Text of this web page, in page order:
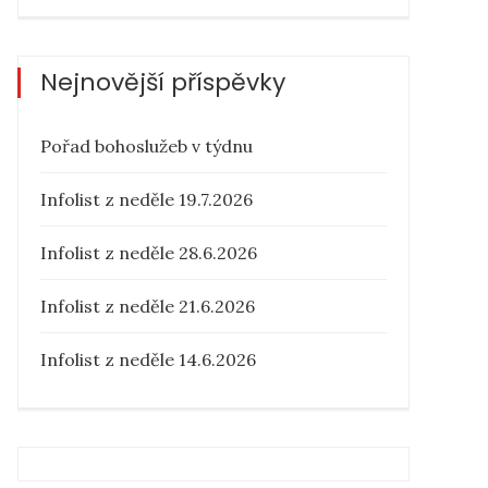
Nejnovější příspěvky
Pořad bohoslužeb v týdnu
Infolist z neděle 19.7.2026
Infolist z neděle 28.6.2026
Infolist z neděle 21.6.2026
Infolist z neděle 14.6.2026